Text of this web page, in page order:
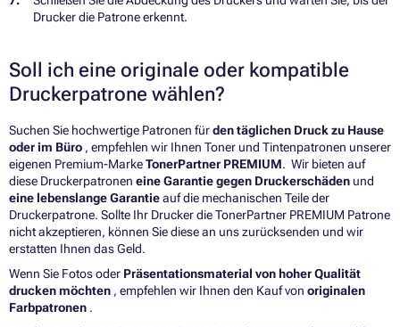
Drucker die Patrone erkennt.
Soll ich eine originale oder kompatible
Druckerpatrone wählen?
Suchen Sie hochwertige Patronen fürden täglichen Druck zu Hause
oder im Büro , empfehlen wir Ihnen Toner und Tintenpatronen unserer
eigenen Premium-MarkeTonerPartner PREMIUM. Wir bieten auf
diese Druckerpatronen eine Garantie gegen Druckerschäden und
eine lebenslange Garantieauf die mechanischen Teile der
Druckerpatrone. Sollte Ihr Drucker die TonerPartner PREMIUM Patrone
nicht akzeptieren, können Sie diese an uns zurücksenden und wir
erstatten Ihnen das Geld.
Wenn Sie Fotos oder Präsentationsmaterial von hoher Qualität
drucken möchten , empfehlen wir Ihnen den Kauf von originalen
Farbpatronen .